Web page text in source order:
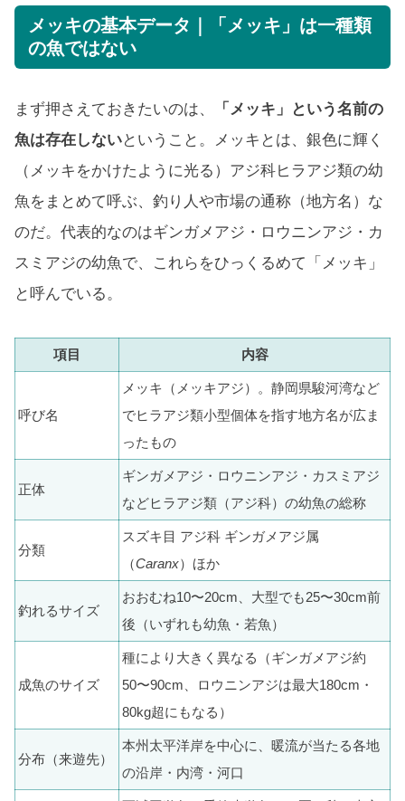
メッキの基本データ｜「メッキ」は一種類
の魚ではない
まず押さえておきたいのは、
「メッキ」という名前の
魚は存在しないということ。メッキとは、銀色に輝く
（メッキをかけたように光る）アジ科ヒラアジ類の幼
魚をまとめて呼ぶ、釣り人や市場の通称（地方名）な
のだ。代表的なのはギンガメアジ・ロウニンアジ・カ
スミアジの幼魚で、これらをひっくるめて「メッキ」
と呼んでいる。
項目 内容
呼び名
メッキ（メッキアジ）。静岡県駿河湾など
でヒラアジ類小型個体を指す地方名が広ま
ったもの
正体
ギンガメアジ・ロウニンアジ・カスミアジ
などヒラアジ類（アジ科）の幼魚の総称
分類
スズキ目 アジ科 ギンガメアジ属
（Caranx）ほか
釣れるサイズ
おおむね10〜20cm、大型でも25〜30cm前
後（いずれも幼魚・若魚）
成魚のサイズ
種により大きく異なる（ギンガメアジ約
50〜90cm、ロウニンアジは最大180cm・
80kg超にもなる）
分布（来遊先）
本州太平洋岸を中心に、暖流が当たる各地
の沿岸・内湾・河口